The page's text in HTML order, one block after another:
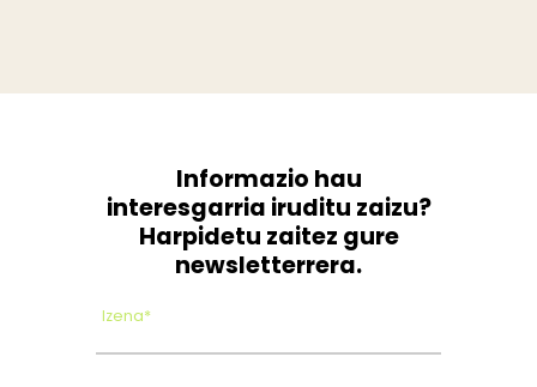
Informazio hau
interesgarria iruditu zaizu?
Harpidetu zaitez gure
newsletterrera.
Izena*